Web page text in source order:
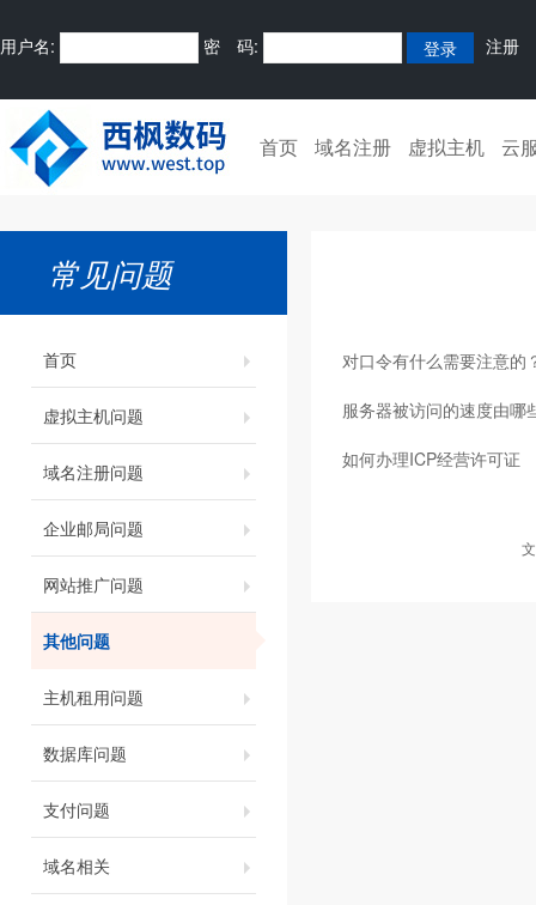
用户名: 密 码: 注册
首页 域名注册 虚拟主机 云
常见问题
首页
虚拟主机问题
域名注册问题
企业邮局问题
网站推广问题
其他问题
主机租用问题
数据库问题
支付问题
域名相关
对口令有什么需要注意的
服务器被访问的速度由哪
如何办理ICP经营许可证